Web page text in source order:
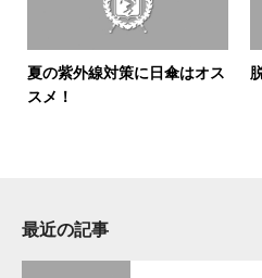
夏の紫外線対策に日傘はオス
スメ！
最近の記事